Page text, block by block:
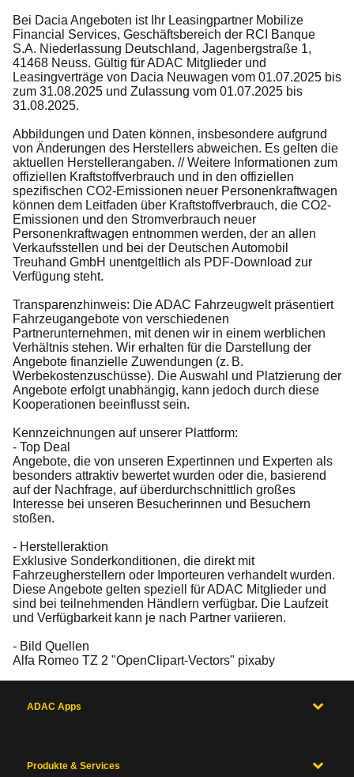
Bei Dacia Angeboten ist Ihr Leasingpartner Mobilize
Financial Services, Geschäftsbereich der RCI Banque
S.A. Niederlassung Deutschland, Jagenbergstraße 1,
41468 Neuss. Gültig für ADAC Mitglieder und
Leasingverträge von Dacia Neuwagen vom 01.07.2025 bis
zum 31.08.2025 und Zulassung vom 01.07.2025 bis
31.08.2025.
Abbildungen und Daten können, insbesondere aufgrund
von Änderungen des Herstellers abweichen. Es gelten die
aktuellen Herstellerangaben. // Weitere Informationen zum
offiziellen Kraftstoffverbrauch und in den offiziellen
spezifischen CO2-Emissionen neuer Personenkraftwagen
können dem Leitfaden über Kraftstoffverbrauch, die CO2-
Emissionen und den Stromverbrauch neuer
Personenkraftwagen entnommen werden, der an allen
Verkaufsstellen und bei der Deutschen Automobil
Treuhand GmbH unentgeltlich als PDF-Download zur
Verfügung steht.
Transparenzhinweis: Die ADAC Fahrzeugwelt präsentiert
Fahrzeugangebote von verschiedenen
Partnerunternehmen, mit denen wir in einem werblichen
Verhältnis stehen. Wir erhalten für die Darstellung der
Angebote finanzielle Zuwendungen (z. B.
Werbekostenzuschüsse). Die Auswahl und Platzierung der
Angebote erfolgt unabhängig, kann jedoch durch diese
Kooperationen beeinflusst sein.
Kennzeichnungen auf unserer Plattform:
- Top Deal
Angebote, die von unseren Expertinnen und Experten als
besonders attraktiv bewertet wurden oder die, basierend
auf der Nachfrage, auf überdurchschnittlich großes
Interesse bei unseren Besucherinnen und Besuchern
stoßen.
- Herstelleraktion
Exklusive Sonderkonditionen, die direkt mit
Fahrzeugherstellern oder Importeuren verhandelt wurden.
Diese Angebote gelten speziell für ADAC Mitglieder und
sind bei teilnehmenden Händlern verfügbar. Die Laufzeit
und Verfügbarkeit kann je nach Partner variieren.
- Bild Quellen
Alfa Romeo TZ 2 "OpenClipart-Vectors" pixaby
ADAC Apps
Produkte & Services